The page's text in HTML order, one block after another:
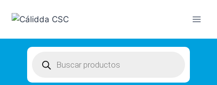
search